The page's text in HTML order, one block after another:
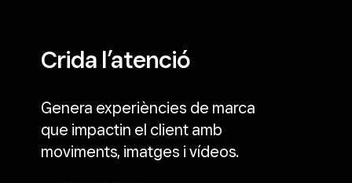
Crida l’atenció
Genera experiències de marca
que impactin el client amb
moviments, imatges i vídeos.